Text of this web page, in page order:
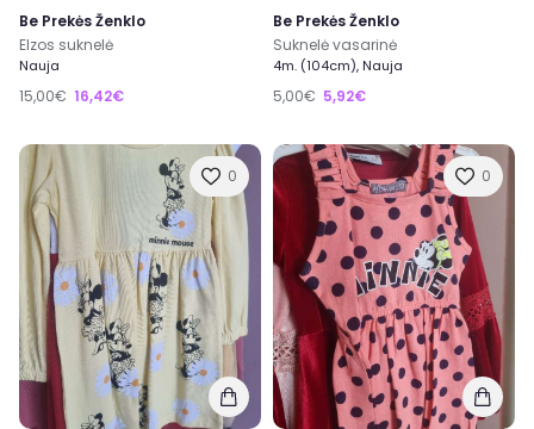
Be Prekės Ženklo
Elzos suknelė
Nauja
15,00€ 16,42€
Be Prekės Ženklo
Suknelė vasarinė
4m. (104cm), Nauja
5,00€ 5,92€
0 0